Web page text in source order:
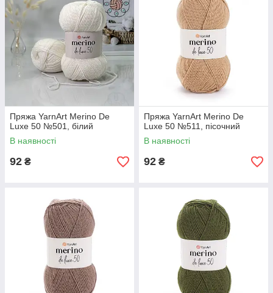
Пряжа YarnArt Merino De
Luxe 50 №501, білий
В наявності
92 ₴
Пряжа YarnArt Merino De
Luxe 50 №511, пісочний
В наявності
92 ₴